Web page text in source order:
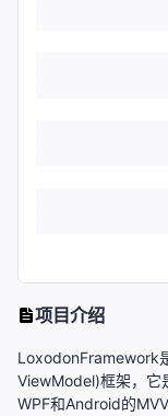
项目介绍
LoxodonFramework
ViewModel)框架，它
WPF和Android的